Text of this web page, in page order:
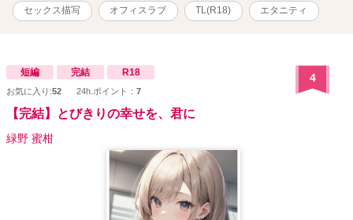
して女を翻弄するタイプ。 苦痛系や、暴力的な描写は一切ありませ
ん。 あくまで『甘い攻め』だと思って、暖かい目で見てもらえると
ニシーン多めですので、お好きな方はご自由にご堪能ください。
（笑） ※比喩的な文章はあまり使いません。 よって、あからさまな
性器の名称なども描写していますので、そういったものが苦手な方
は閲覧をお控え下さい。
セックス描写 オフィスラブ TL(R18) エタニティ
短編 完結 R18
お気に入り:52 24h.ポイント： 7
4
【完結】とびきりの幸せを、君に
緑野 蜜柑